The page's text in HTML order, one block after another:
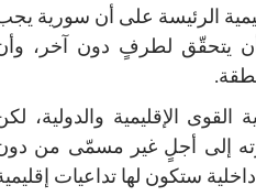
الرئيسة على أن سورية
يتحقّق لطرفٍ دون آخر،
الإقليمية والدولية،
إلى أجلٍ غير مسمّى من
ستكون لها تداعيات